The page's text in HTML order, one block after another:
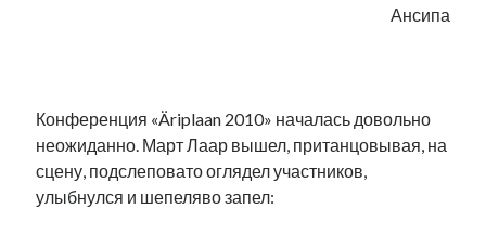
Ансипа
Конференция «Äriplaan 2010» началась довольно
неожиданно. Март Лаар вышел, пританцовывая, на
сцену, подслеповато оглядел участников,
улыбнулся и шепеляво запел: